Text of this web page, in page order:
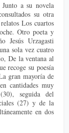
a su novela
su otra
Los cuartos
Otro poeta y
Jesús Urzagasti
sola vez cuatro
De la ventana al
recoge su poesía
gran mayoría de
cantidades muy
seguida del
(27) y de la
en dos